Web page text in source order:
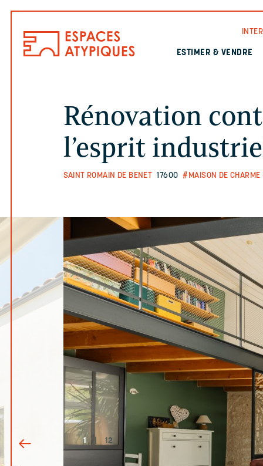
ESTIMER & VENDRE
Rénovation
l’esprit
SAINT ROMAIN DE BENET 17600 #MAISON DE CHARME
1 12